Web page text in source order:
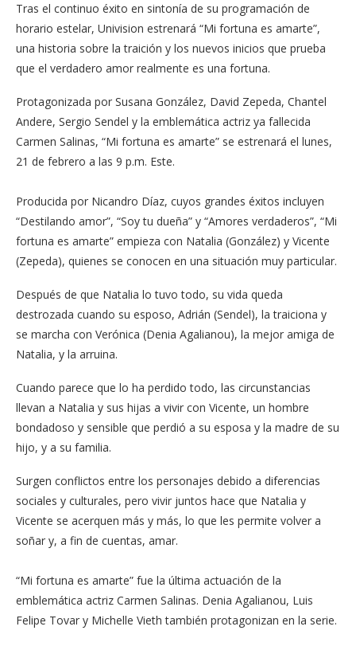
Tras el continuo éxito en sintonía de su programación de
horario estelar, Univision estrenará “Mi fortuna es amarte”,
una historia sobre la traición y los nuevos inicios que prueba
que el verdadero amor realmente es una fortuna.
Protagonizada por Susana González, David Zepeda, Chantel
Andere, Sergio Sendel y la emblemática actriz ya fallecida
Carmen Salinas, “Mi fortuna es amarte” se estrenará el lunes,
21 de febrero a las 9 p.m. Este.
Producida por Nicandro Díaz, cuyos grandes éxitos incluyen
“Destilando amor”, “Soy tu dueña” y “Amores verdaderos”, “Mi
fortuna es amarte” empieza con Natalia (González) y Vicente
(Zepeda), quienes se conocen en una situación muy particular.
Después de que Natalia lo tuvo todo, su vida queda
destrozada cuando su esposo, Adrián (Sendel), la traiciona y
se marcha con Verónica (Denia Agalianou), la mejor amiga de
Natalia, y la arruina.
Cuando parece que lo ha perdido todo, las circunstancias
llevan a Natalia y sus hijas a vivir con Vicente, un hombre
bondadoso y sensible que perdió a su esposa y la madre de su
hijo, y a su familia.
Surgen conflictos entre los personajes debido a diferencias
sociales y culturales, pero vivir juntos hace que Natalia y
Vicente se acerquen más y más, lo que les permite volver a
soñar y, a fin de cuentas, amar.
“Mi fortuna es amarte” fue la última actuación de la
emblemática actriz Carmen Salinas. Denia Agalianou, Luis
Felipe Tovar y Michelle Vieth también protagonizan en la serie.